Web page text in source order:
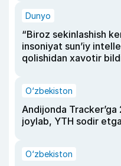
Dunyo
“Biroz sekinlashish
insoniyat sun’iy
qolishidan xavotir
O‘zbekiston
Andijonda Tracker’ga
joylab, YTH sodir
O‘zbekiston